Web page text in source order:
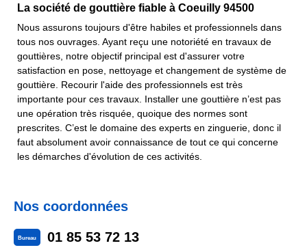
La société de gouttière fiable à Coeuilly 94500
Nous assurons toujours d'être habiles et professionnels dans
tous nos ouvrages. Ayant reçu une notoriété en travaux de
gouttières, notre objectif principal est d'assurer votre
satisfaction en pose, nettoyage et changement de système de
gouttière. Recourir l'aide des professionnels est très
importante pour ces travaux. Installer une gouttière n’est pas
une opération très risquée, quoique des normes sont
prescrites. C’est le domaine des experts en zinguerie, donc il
faut absolument avoir connaissance de tout ce qui concerne
les démarches d'évolution de ces activités.
Nos coordonnées
Bureau 01 85 53 72 13